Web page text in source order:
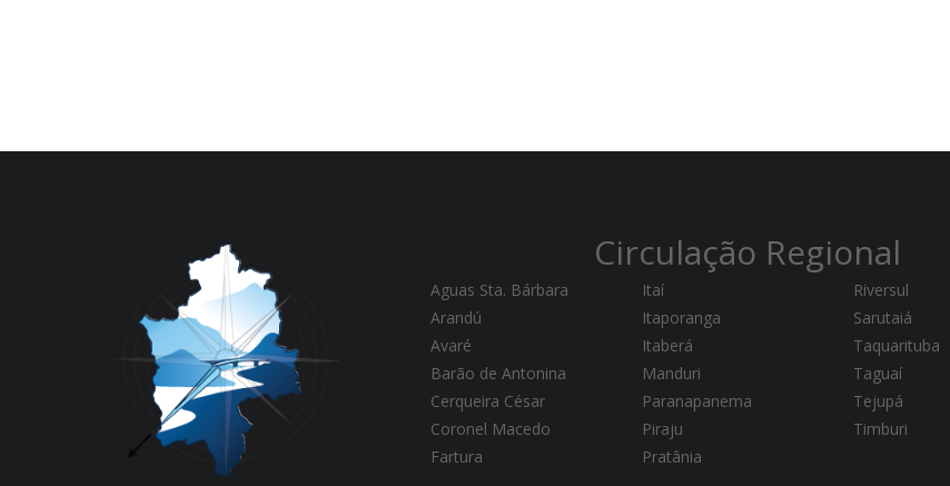
Circulação Regional
Aguas Sta. Bárbara
Arandú
Avaré
Barão de Antonina
Cerqueira César
Coronel Macedo
Fartura
Itaí
Itaporanga
Itaberá
Manduri
Paranapanema
Piraju
Pratânia
Riversul
Sarutaiá
Taquarituba
Taguaí
Tejupá
Timburi